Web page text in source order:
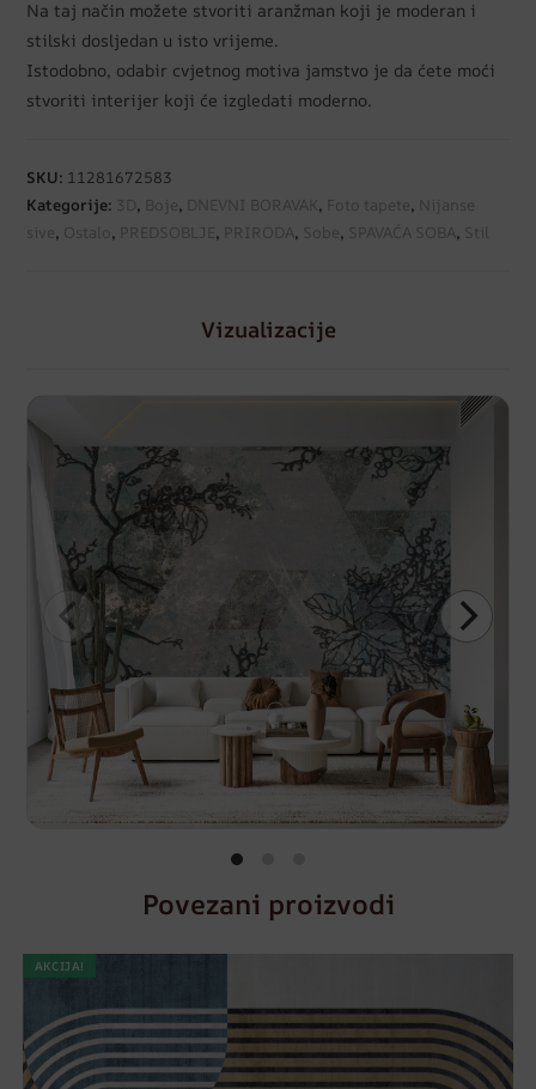
Na taj način možete stvoriti aranžman koji je moderan i
stilski dosljedan u isto vrijeme.
Istodobno, odabir cvjetnog motiva jamstvo je da ćete moći
stvoriti interijer koji će izgledati moderno.
SKU: 11281672583
Kategorije: 3D , Boje, DNEVNI BORAVAK, Foto tapete,
Nijanse
sive, Ostalo , PREDSOBLJE , PRIRODA, Sobe, SPAVAĆA SOBA, Stil
Vizualizacije
Povezani proizvodi
AKCIJA!